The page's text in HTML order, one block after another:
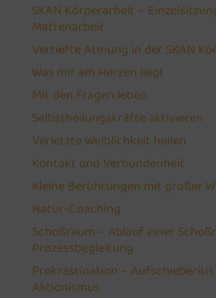
SKAN Körperarbeit –
Mattenarbeit
Vertiefte Atmung in der SKAN
Was mir am Herzen liegt
Mit den Fragen leben
Selbstheilungskräfte aktivieren
Verletzte Weiblichkeit heilen
Kontakt und Verbundenheit
Kleine Berührungen mit großer
Natur-Coaching
Schoßraum – Ablauf einer
Prozessbegleitung
Prokrastination –
Aktionismus